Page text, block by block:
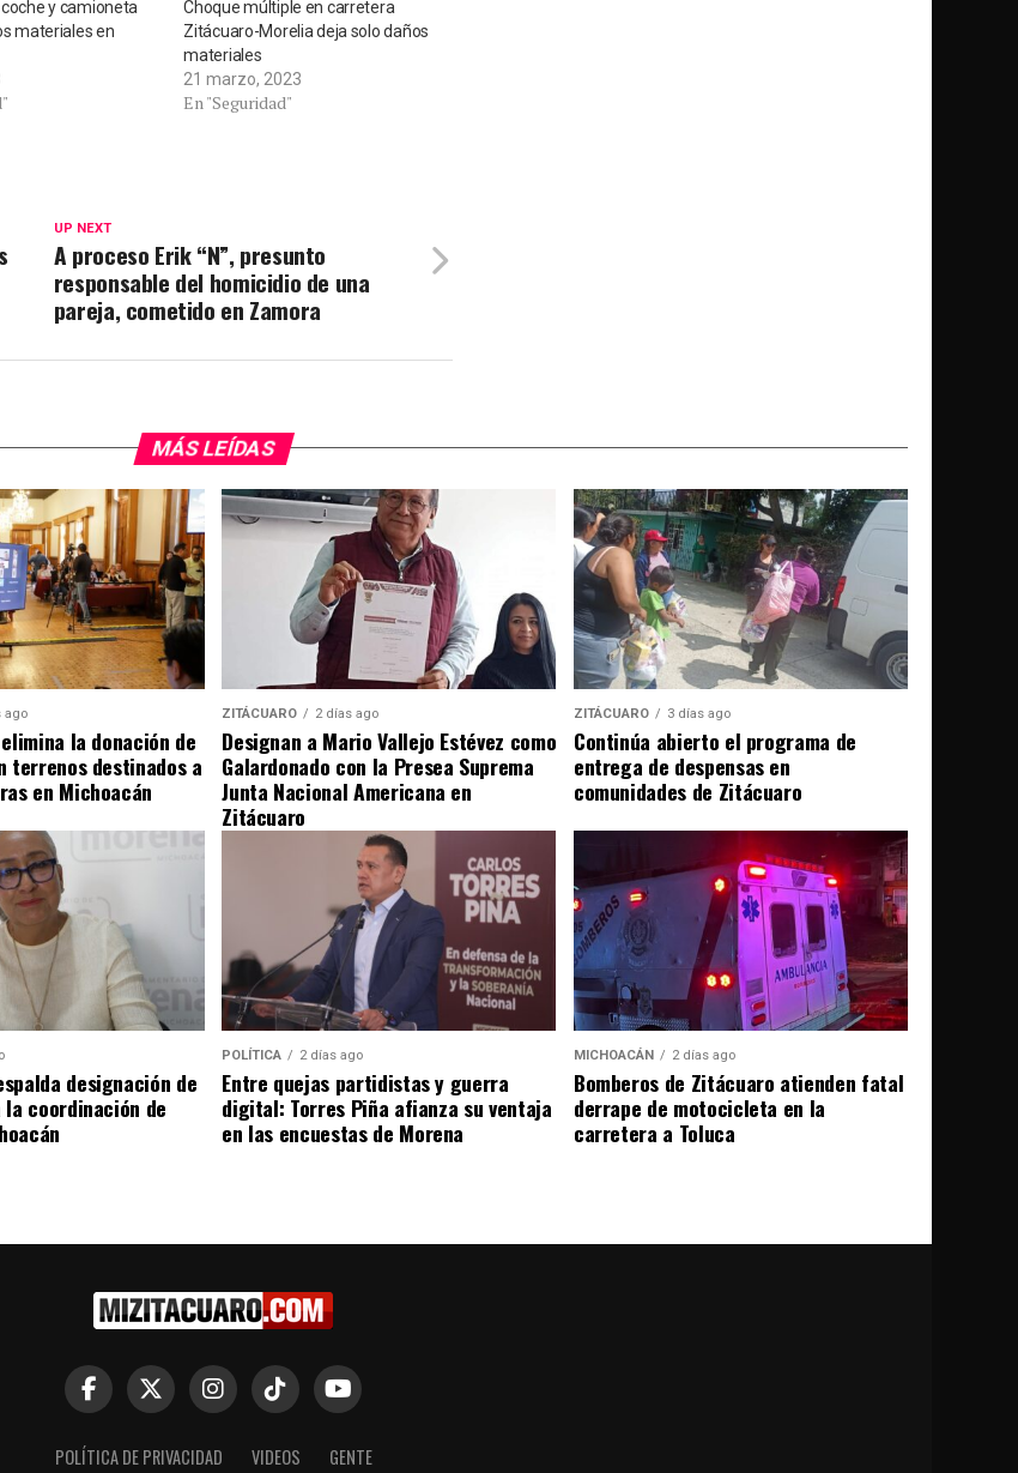
y camioneta
materiales en
Choque múltiple en carretera
Zitácuaro-Morelia deja solo daños
materiales
21 marzo, 2023
En "Seguridad"
UP NEXT
A proceso Erik “N”, presunto
responsable del homicidio de una
pareja, cometido en Zamora
MÁS LEÍDAS
ago
la donación de
terrenos destinados a
en Michoacán
ZITÁCUARO 2 días ago
Designan a Mario Vallejo Estévez como
Galardonado con la Presea Suprema
Junta Nacional Americana en
Zitácuaro
ZITÁCUARO 3 días ago
Continúa abierto el programa de
entrega de despensas en
comunidades de Zitácuaro
designación de
coordinación de
POLÍTICA 2 días ago
Entre quejas partidistas y guerra
digital: Torres Piña afianza su ventaja
en las encuestas de Morena
MICHOACÁN 2 días ago
Bomberos de Zitácuaro atienden fatal
derrape de motocicleta en la
carretera a Toluca
POLÍTICA DE PRIVACIDAD VIDEOS GENTE